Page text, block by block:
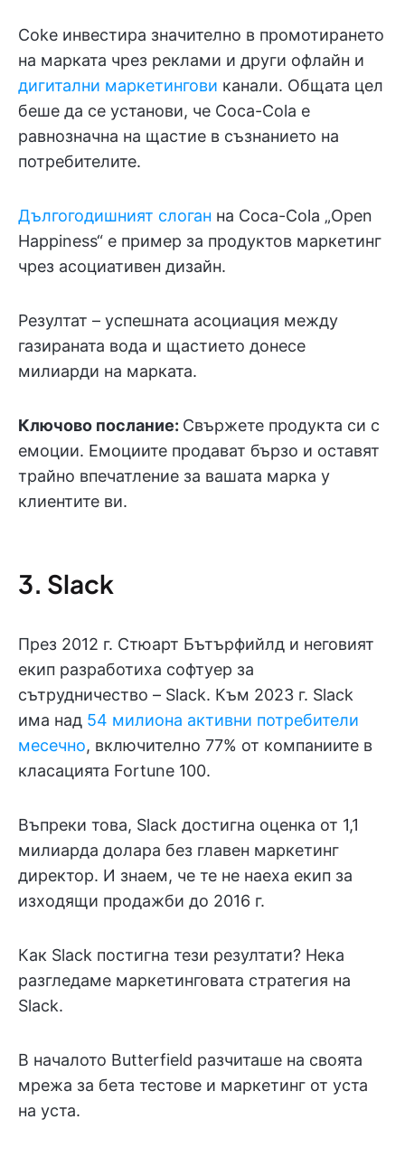
Coke инвестира значително в промотирането
на марката чрез реклами и други офлайн и
дигитални маркетингови канали. Общата цел
беше да се установи, че Coca-Cola е
равнозначна на щастие в съзнанието на
потребителите.
Дългогодишният слоган на Coca-Cola „Open
Happiness“ е пример за продуктов маркетинг
чрез асоциативен дизайн.
Резултат – успешната асоциация между
газираната вода и щастието донесе
милиарди на марката.
Ключово послание: Свържете продукта си с
емоции. Емоциите продават бързо и оставят
трайно впечатление за вашата марка у
клиентите ви.
3. Slack
През 2012 г. Стюарт Бътърфийлд и неговият
екип разработиха софтуер за
сътрудничество – Slack. Към 2023 г. Slack
има над 54 милиона активни потребители
месечно, включително 77% от компаниите в
класацията Fortune 100.
Въпреки това, Slack достигна оценка от 1,1
милиарда долара без главен маркетинг
директор. И знаем, че те не наеха екип за
изходящи продажби до 2016 г.
Как Slack постигна тези резултати? Нека
разгледаме маркетинговата стратегия на
Slack.
В началото Butterfield разчиташе на своята
мрежа за бета тестове и маркетинг от уста
на уста.